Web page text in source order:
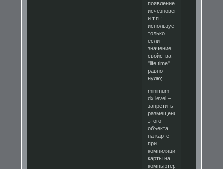
появление/
исчезновение
и т.п.;
используется
только
если
значение
свойства
"life time"
равно
нулю;
minimum
dx level –
запретить
размещение
этого
объекта
на карте
при
компиляции
карты на
компьютере,